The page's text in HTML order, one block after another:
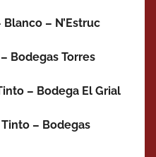
– N’Estruc
Bodegas Torres
– Bodega El Grial
– Bodegas